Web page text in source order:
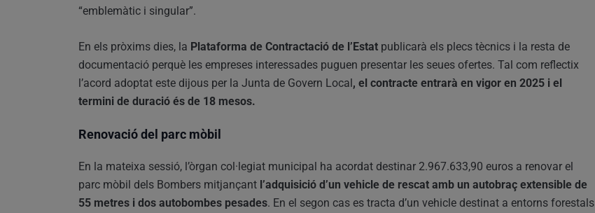
“emblemàtic i singular”.
En els pròxims dies, la Plataforma de Contractació de l’Estat publicarà els plecs tècnics i la resta de
documentació perquè les empreses interessades puguen presentar les seues ofertes. Tal com reflectix
l’acord adoptat este dijous per la Junta de Govern Local, el contracte entrarà en vigor en 2025 i el
termini de duració és de 18 mesos.
Renovació del parc mòbil
En la mateixa sessió, l’òrgan col·legiat municipal ha acordat destinar 2.967.633,90 euros a renovar el
parc mòbil dels Bombers mitjançant l’adquisició d’un vehicle de rescat amb un autobraç extensible de
55 metres i dos autobombes pesades. En el segon cas es tracta d’un vehicle destinat a entorns forestals